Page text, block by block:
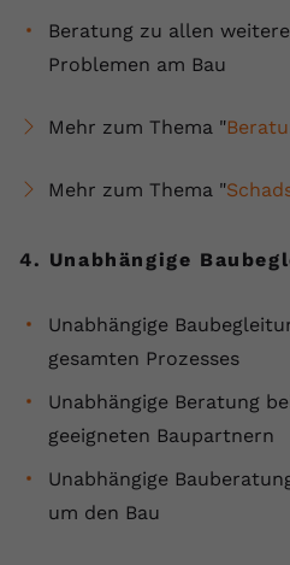
Beratung zu allen
Problemen am Bau
Mehr zum Thema "
Mehr zum Thema "
4. Unabhängige
Unabhängige
gesamten Prozesses
Unabhängige Beratung
geeigneten Baupartnern
Unabhängige
um den Bau